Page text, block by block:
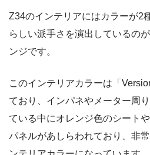
Z34のインテリアにはカラーが2
らしい派手さを演出しているの
ンジです。
このインテリアカラーは「
ており、インパネやメーター周
ている中にオレンジ色のシート
パネルがあしらわれており、非